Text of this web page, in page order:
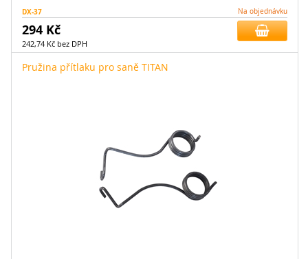
DX-37 Na objednávku
294 Kč
242,74 Kč bez DPH
Pružina přítlaku pro saně TITAN